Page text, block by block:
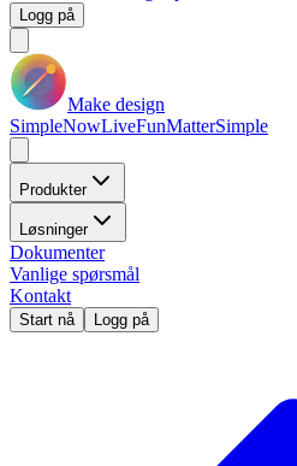
Logg på
Make design
SimpleNowLiveFunMatterSimple
Produkter
Løsninger
Dokumenter
Vanlige spørsmål
Kontakt
Start nå Logg på